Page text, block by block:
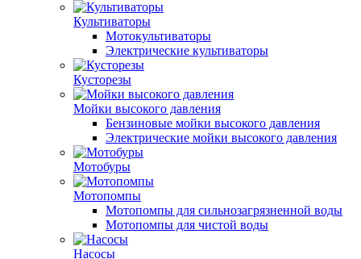
Культиваторы
Мотокультиваторы
Электрические культиваторы
Кусторезы
Мойки высокого давления
Бензиновые мойки высокого давления
Электрические мойки высокого давления
Мотобуры
Мотопомпы
Мотопомпы для сильнозагрязненной воды
Мотопомпы для чистой воды
Насосы